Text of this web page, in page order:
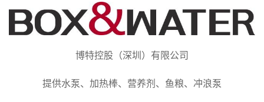
博特控股（深圳）有限公司
提供水泵、加热棒、营养剂、鱼粮、冲浪泵